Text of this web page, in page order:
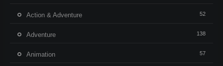
Action & Adventure 52
Adventure 138
Animation 57